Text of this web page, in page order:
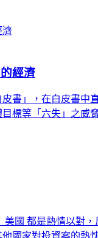
經濟
書」，在白皮書
標等「六失」之威
國 都是熱情以對
國家對投資案的熱